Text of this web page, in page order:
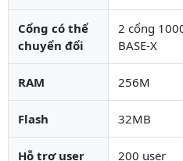
Cổng có thể
chuyển đổi
2 cổng
BASE-X
RAM 256M
Flash 32MB
Hỗ trợ user 200 user